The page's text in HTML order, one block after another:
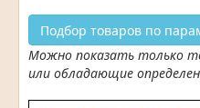
Подбор товаров по
Можно показать только
или обладающие